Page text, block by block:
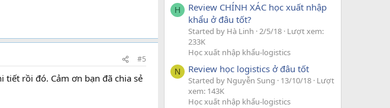
#5
tiết rồi đó. Cảm ơn bạn đã chia sẻ
H
Review CHÍNH XÁC học xuất nhập
khẩu ở đâu tốt?
Started by Hà Linh 2/5/18 Lượt xem:
233K
Học xuất nhập khẩu-logistics
N Review học logistics ở đâu tốt
Started by Nguyễn Sung 13/10/18 Lượt
xem: 143K
Học xuất nhập khẩu-logistics